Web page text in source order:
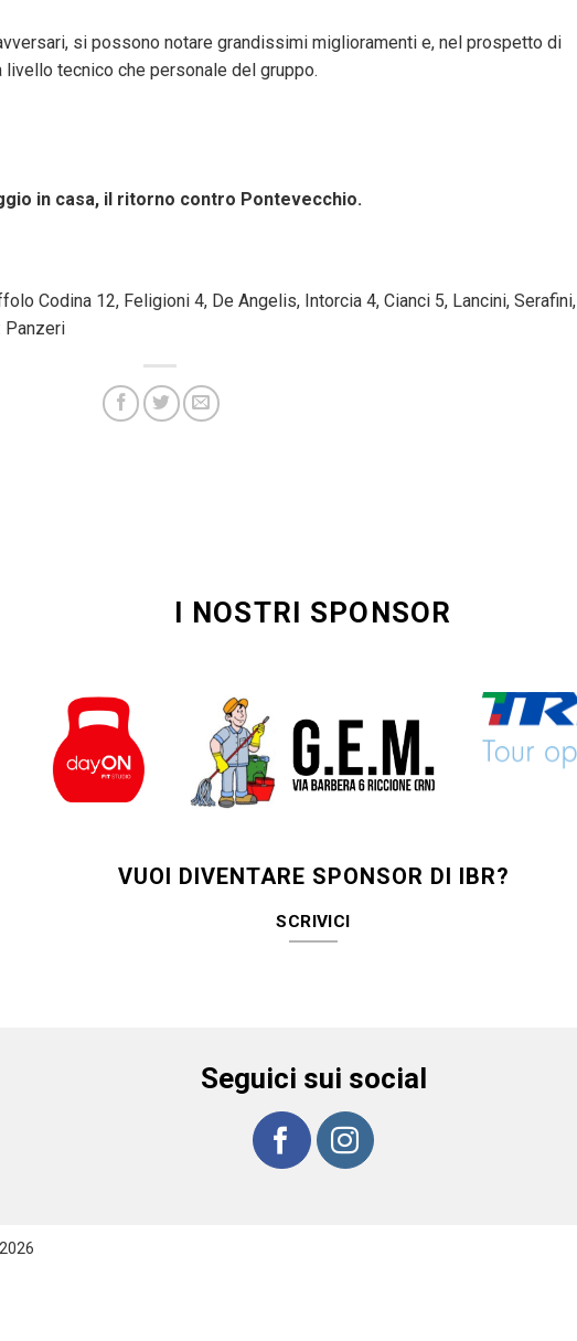
si possono notare grandissimi miglioramenti e, nel prospetto di
livello tecnico che personale del gruppo.
in casa, il ritorno contro Pontevecchio.
Codina 12, Feligioni 4, De Angelis, Intorcia 4, Cianci 5, Lancini, Serafini,
Panzeri
I NOSTRI SPONSOR
VUOI DIVENTARE SPONSOR DI IBR?
SCRIVICI
Seguici sui social